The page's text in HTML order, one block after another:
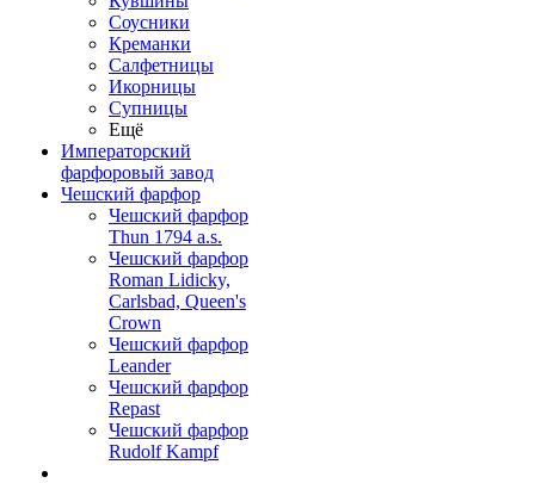
Соусники
Креманки
Салфетницы
Икорницы
Супницы
Ещё
Императорский
фарфоровый завод
Чешский фарфор
Чешский фарфор
Thun 1794 a.s.
Чешский фарфор
Roman Lidicky,
Carlsbad, Queen's
Crown
Чешский фарфор
Leander
Чешский фарфор
Repast
Чешский фарфор
Rudolf Kampf